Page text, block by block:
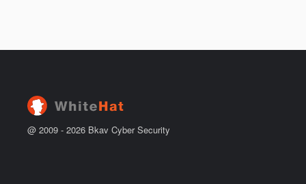
@ 2009 - 2026 Bkav Cyber Security